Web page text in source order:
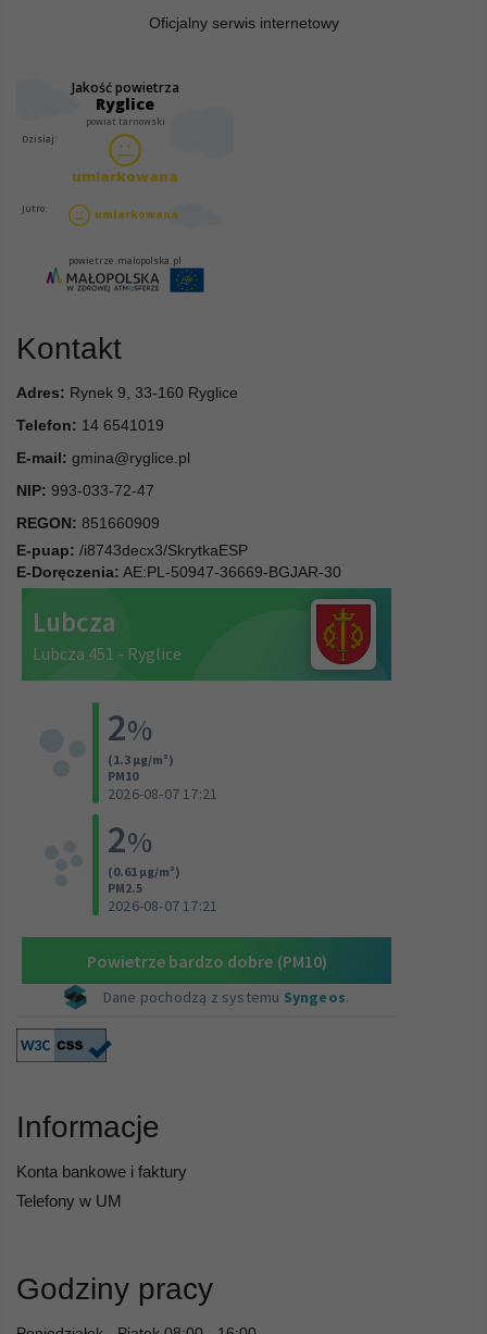
Oficjalny serwis internetowy
Kontakt
Adres: Rynek 9, 33-160 Ryglice
Telefon: 14 6541019
E-mail: gmina@ryglice.pl
NIP: 993-033-72-47
REGON: 851660909
E-puap: /i8743decx3/SkrytkaESP
E-Doręczenia: AE:PL-50947-36669-BGJAR-30
Informacje
Konta bankowe i faktury
Telefony w UM
Godziny pracy